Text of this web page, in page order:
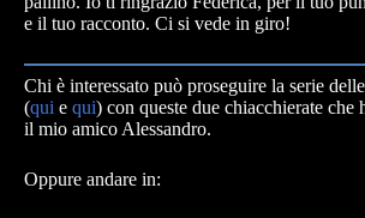
e il tuo racconto. Ci si vede in giro!
Chi è interessato può proseguire la serie
(qui e qui) con queste due chiacchierate che
il mio amico Alessandro.
Oppure andare in: